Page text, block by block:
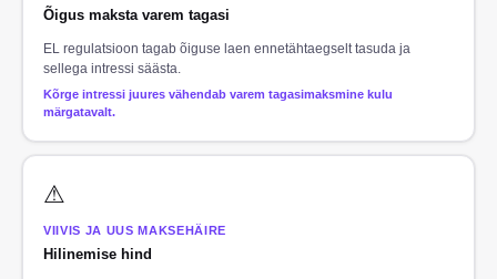
Õigus maksta varem tagasi
EL regulatsioon tagab õiguse laen ennetähtaegselt tasuda ja
sellega intressi säästa.
Kõrge intressi juures vähendab varem tagasimaksmine kulu
märgatavalt.
⚠
VIIVIS JA UUS MAKSEHÄIRE
Hilinemise hind